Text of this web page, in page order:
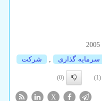
2005
سرمایه گذاری شركت
(1)
(0)
X